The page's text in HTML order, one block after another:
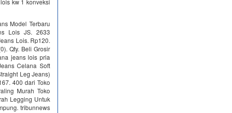
kw 1 konveksi
Model Terbaru
Lois JS. 2633
Lois. Rp120.
Qty. Beli Grosir
jeans lois pria
Celana Soft
Leg Jeans)
400 dari Toko
Murah Toko
Legging Untuk
tribunnews